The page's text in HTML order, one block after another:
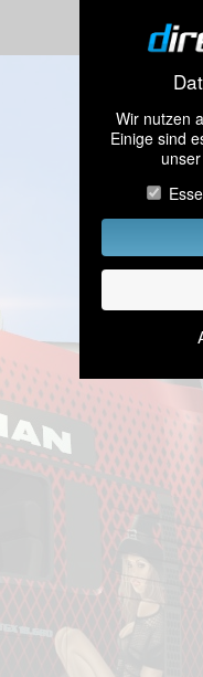
Wir nutzen
Einige sind